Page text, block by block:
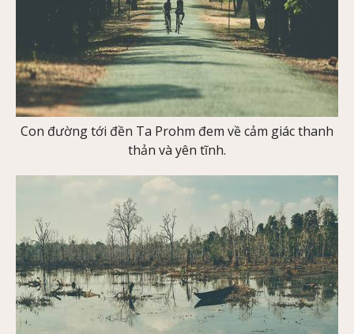
Con đường tới đền Ta Prohm đem về cảm giác thanh
thản và yên tĩnh.